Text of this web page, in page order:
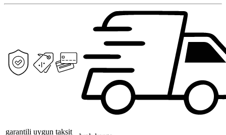
garantili uygun taksit